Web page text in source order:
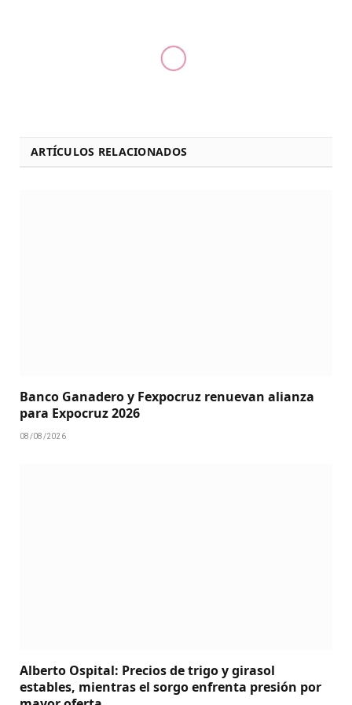
ARTÍCULOS RELACIONADOS
Banco Ganadero y Fexpocruz renuevan alianza
para Expocruz 2026
08/08/2026
Alberto Ospital: Precios de trigo y girasol
estables, mientras el sorgo enfrenta presión por